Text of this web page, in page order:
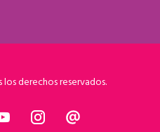
derechos reservados.